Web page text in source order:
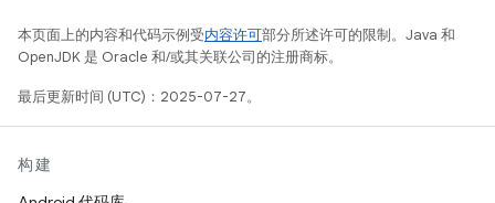
本页面上的内容和代码示例受内容许可部分所述许可的限制。Java 和
OpenJDK 是 Oracle 和/或其关联公司的注册商标。
最后更新时间 (UTC)：2025-07-27。
构建